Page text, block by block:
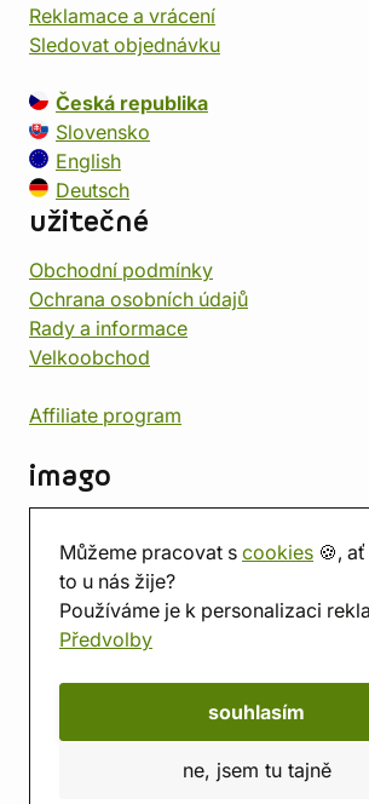
Můžeme pracovat s cookies 🍪,
to u nás žije?
Používáme je k personalizaci
Předvolby
souhlasím
ne, jsem tu tajně
Reklamace a vrácení
Sledovat objednávku
Česká republika
Slovensko
English
Deutsch
užitečné
Obchodní podmínky
Ochrana osobních údajů
Rady a informace
Velkoobchod
Affiliate program
imago
Prodejna
Herna
O nás
Hodnocení obchodu